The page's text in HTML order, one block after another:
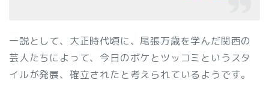
一説として、大正時代頃に、尾張万歳を学んだ関西の
芸人たちによって、今日のボケとツッコミというスタ
イルが発展、確立されたと考えられているようです。